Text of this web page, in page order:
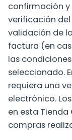
confirmación y
verificación
validación de
factura (en
las
seleccionado.
requiera una
electrónico.
en esta Tienda
compras